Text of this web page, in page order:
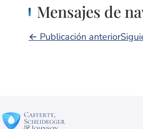
Mensajes de
← Publicación anterior